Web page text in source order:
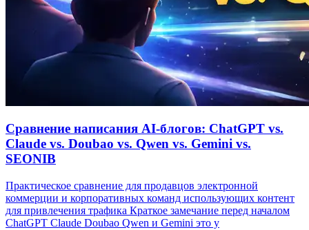
Сравнение написания AI‑блогов: ChatGPT vs.
Claude vs. Doubao vs. Qwen vs. Gemini vs.
SEONIB
Практическое сравнение для продавцов электронной
коммерции и корпоративных команд использующих контент
для привлечения трафика Краткое замечание перед началом
ChatGPT Claude Doubao Qwen и Gemini это у